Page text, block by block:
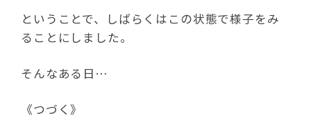
ということで、しばらくはこの状態で様子をみ
ることにしました。
そんなある日…
《つづく》